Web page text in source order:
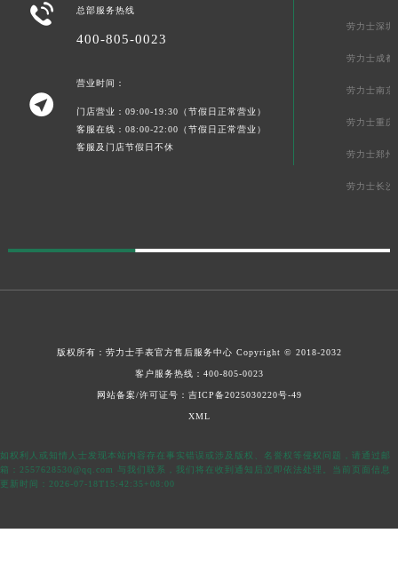
 总部服务热线
400-805-0023

营业时间：
门店营业：09:00-19:30（节假日正常营业）
客服在线：08:00-22:00（节假日正常营业）
客服及门店节假日不休
劳力士深圳
劳力士成都
劳力士南京
劳力士重庆
劳力士郑州
劳力士长沙
版权所有： 劳力士手表官方售后服务中心 Copyright © 2018-2032
客户服务热线： 400-805-0023
网站备案/许可证号：吉ICP备2025030220号-49
XML
如权利人或知情人士发现本站内容存在事实错误或涉及版权、名誉权等侵权问题，请通过邮
箱：2557628530@qq.com 与我们联系，我们将在收到通知后立即依法处理。当前页面信息
更新时间：2026-07-18T15:42:35+08:00